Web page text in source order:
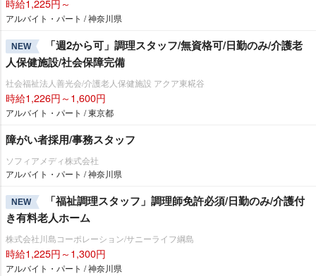
時給1,225円～
アルバイト・パート / 神奈川県
NEW
「週2から可」調理スタッフ/無資格可/日勤のみ/介護老
人保健施設/社会保障完備
社会福祉法人善光会/介護老人保健施設 アクア東糀谷
時給1,226円～1,600円
アルバイト・パート / 東京都
障がい者採用/事務スタッフ
ソフィアメディ株式会社
アルバイト・パート / 神奈川県
NEW
「福祉調理スタッフ」調理師免許必須/日勤のみ/介護付
き有料老人ホーム
株式会社川島コーポレーション/サニーライフ綱島
時給1,225円～1,300円
アルバイト・パート / 神奈川県